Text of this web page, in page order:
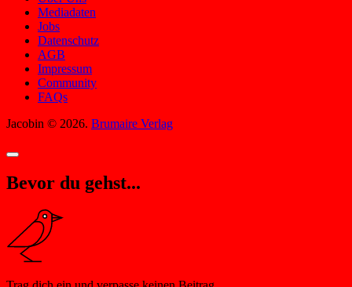
Mediadaten
Jobs
Datenschutz
AGB
Impressum
Community
FAQs
Jacobin © 2026. Brumaire Verlag
Bevor du gehst...